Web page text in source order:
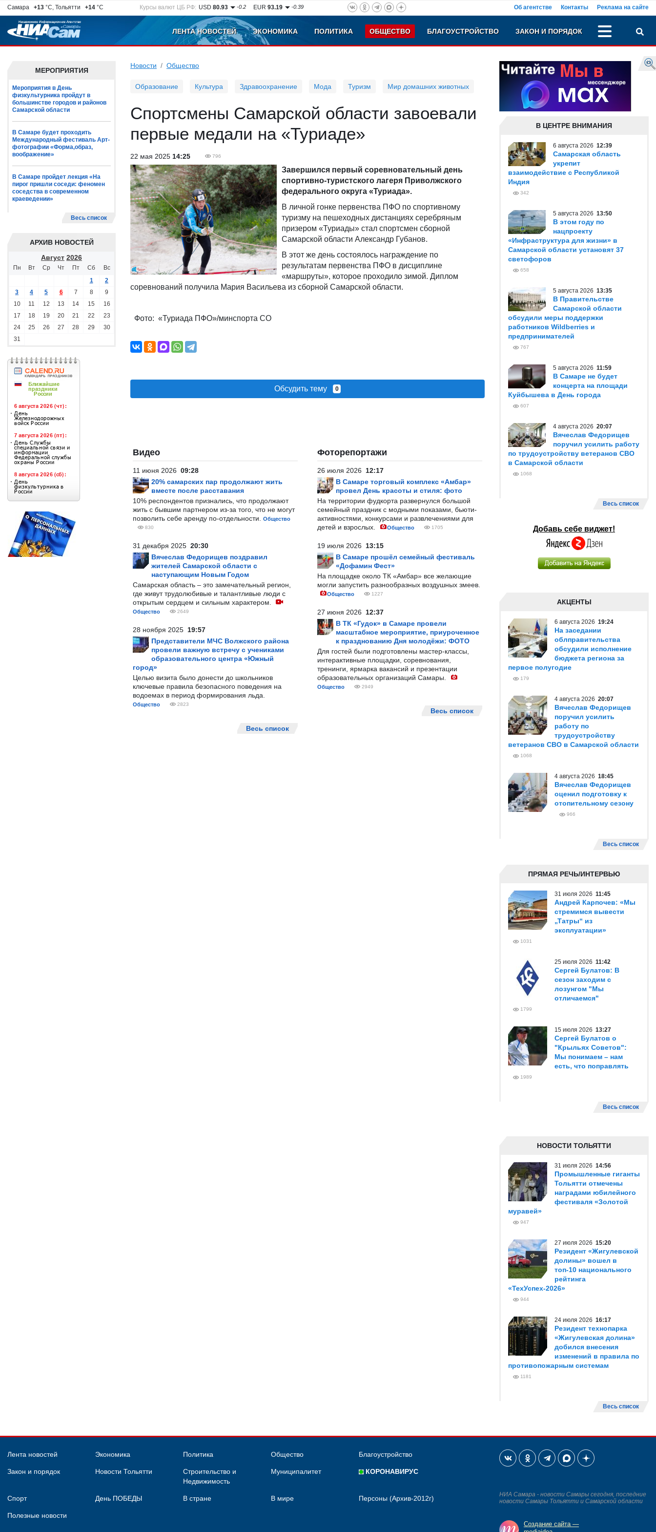
Самара +13 °C, Тольятти +14 °C Курсы валют ЦБ РФ: USD80.93 -0.2 EUR93.19 -0.39 Об агентстве Контакты Реклама на сайте
ЛЕНТА НОВОСТЕЙ ЭКОНОМИКА ПОЛИТИКА ОБЩЕСТВО БЛАГОУСТРОЙСТВО ЗАКОН И ПОРЯДОК
МЕРОПРИЯТИЯ
Мероприятия в День
физкультурника пройдут в
большинстве городов и районов
Самарской области
В Самаре будет проходить
Международный фестиваль Арт-
фотографии «Форма,образ,
воображение»
В Самаре пройдет лекция «На
пирог пришли соседи: феномен
соседства в современном
краеведении»
Весь список
АРХИВ НОВОСТЕЙ
Август 2026
Пн Вт Ср Чт Пт Сб
Вс
1
2
3
4 5 6 7 8
9
10
11 12 13 14 15
16
17
18 19 20 21 22
23
24
25 26 27 28 29
30
31
Новости Общество
Образование Культура Здравоохранение Мода Туризм Мир домашних животных
Спортсмены Самарской области завоевали
первые медали на «Туриаде»
22 мая 2025 14:25 796
Завершился первый соревновательный день
спортивно-туристского лагеря Приволжского
федерального округа «Туриада».
В личной гонке первенства ПФО по спортивному
туризму на пешеходных дистанциях серебряным
призером «Туриады» стал спортсмен сборной
Самарской области Александр Губанов.
В этот же день состоялось награждение по
результатам первенства ПФО в дисциплине
«маршруты», которое проходило зимой. Диплом
соревнований получила Мария Васильева из сборной Самарской области.
Фото: «Туриада ПФО»/минспорта СО
Обсудить тему 0
Видео
11 июня 2026 09:28
20% самарских пар продолжают жить
вместе после расставания
10% респондентов признались, что продолжают
жить с бывшим партнером из-за того, что не могут
позволить себе аренду по-отдельности.
Общество
830
31 декабря 2025 20:30
Вячеслав Федорищев поздравил
жителей Самарской области с
наступающим Новым Годом
Самарская область – это замечательный регион,
где живут трудолюбивые и талантливые люди с
открытым сердцем и сильным характером.
Общество 2649
28 ноября 2025 19:57
Представители МЧС Волжского района
провели важную встречу с учениками
образовательного центра «Южный
город»
Целью визита было донести до школьников
ключевые правила безопасного поведения на
водоемах в период формирования льда.
Общество 2823
Весь список
Фоторепортажи
26 июля 2026 12:17
В Самаре торговый комплекс «Амбар»
провел День красоты и стиля: фото
На территории фудкорта развернулся большой
семейный праздник с модными показами, бьюти-
активностями, конкурсами и развлечениями для
детей и взрослых.
Общество 1705
19 июля 2026 13:15
В Самаре прошёл семейный фестиваль
«Дофамин Фест»
На площадке около ТК «Амбар» все желающие
могли запустить разнообразных воздушных змеев.
Общество 1227
27 июня 2026 12:37
В ТК «Гудок» в Самаре провели
масштабное мероприятие, приуроченное
к празднованию Дня молодёжи: ФОТО
Для гостей были подготовлены мастер-классы,
интерактивные площадки, соревнования,
тренинги, ярмарка вакансий и презентации
образовательных организаций Самары.
Общество 2949
Весь список
В ЦЕНТРЕ ВНИМАНИЯ
6 августа 2026 12:39
Самарская область
укрепит
взаимодействие с Республикой
Индия
342
5 августа 2026 13:50
В этом году по
нацпроекту
«Инфраструктура для жизни» в
Самарской области установят 37
светофоров
658
5 августа 2026 13:35
В Правительстве
Самарской области
обсудили меры поддержки
работников Wildberries и
предпринимателей
767
5 августа 2026 11:59
В Самаре не будет
концерта на площади
Куйбышева в День города
607
4 августа 2026 20:07
Вячеслав Федорищев
поручил усилить работу
по трудоустройству ветеранов СВО
в Самарской области
1068
Весь список
Добавь себе виджет!
АКЦЕНТЫ
6 августа 2026 19:24
На заседании
облправительства
обсудили исполнение
бюджета региона за
первое полугодие
179
4 августа 2026 20:07
Вячеслав Федорищев
поручил усилить
работу по
трудоустройству
ветеранов СВО в Самарской области
1068
4 августа 2026 18:45
Вячеслав Федорищев
оценил подготовку к
отопительному сезону
966
Весь список
ПРЯМАЯ РЕЧЬ/ИНТЕРВЬЮ
31 июля 2026 11:45
Андрей Карпочев: «Мы
стремимся вывести
„Татры“ из
эксплуатации»
1031
25 июля 2026 11:42
Сергей Булатов: В
сезон заходим с
лозунгом "Мы
отличаемся"
1799
15 июля 2026 13:27
Сергей Булатов о
"Крыльях Советов":
Мы понимаем – нам
есть, что поправлять
1989
Весь список
НОВОСТИ ТОЛЬЯТТИ
31 июля 2026 14:56
Промышленные гиганты
Тольятти отмечены
наградами юбилейного
фестиваля «Золотой
муравей»
947
27 июля 2026 15:20
Резидент «Жигулевской
долины» вошел в
топ-10 национального
рейтинга
«ТехУспех-2026»
944
24 июля 2026 16:17
Резидент технопарка
«Жигулевская долина»
добился внесения
изменений в правила по
противопожарным системам
1181
Весь список
Лента новостей Экономика Политика Общество Благоустройство
Закон и порядок Новости Тольятти
Строительство и
Недвижимость
Муниципалитет КОРОНАВИРУС
Спорт День ПОБЕДЫ В стране В мире Персоны (Архив-2012г)
Полезные новости
НИА Самара - новости Самары сегодня, последние
новости Самары Тольятти и Самарской области
Создание сайта —